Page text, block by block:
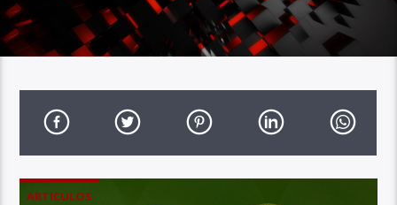
ARTICULOS